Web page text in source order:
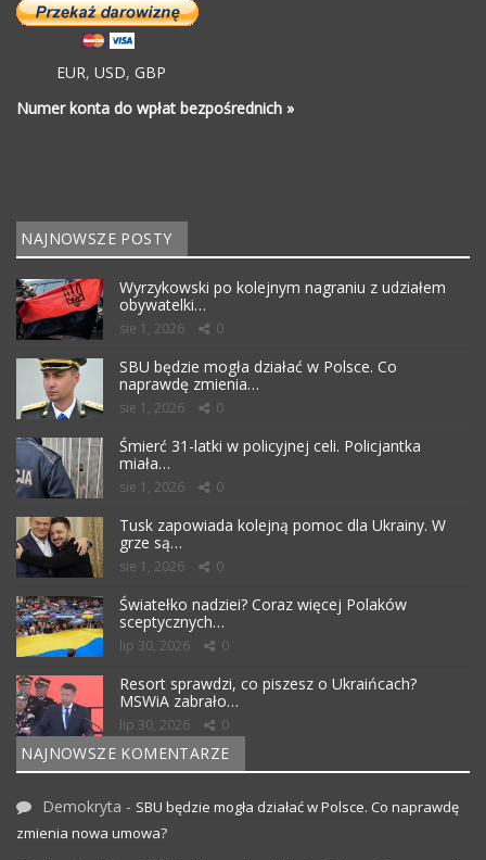
EUR, USD, GBP
Numer konta do wpłat bezpośrednich »
NAJNOWSZE POSTY
Wyrzykowski po kolejnym nagraniu z udziałem
obywatelki…
sie 1, 2026 0
SBU będzie mogła działać w Polsce. Co
naprawdę zmienia…
sie 1, 2026 0
Śmierć 31-latki w policyjnej celi. Policjantka
miała…
sie 1, 2026 0
Tusk zapowiada kolejną pomoc dla Ukrainy. W
grze są…
sie 1, 2026 0
Światełko nadziei? Coraz więcej Polaków
sceptycznych…
lip 30, 2026 0
Resort sprawdzi, co piszesz o Ukraińcach?
MSWiA zabrało…
lip 30, 2026 0
NAJNOWSZE KOMENTARZE
Demokryta - SBU będzie mogła działać w Polsce. Co naprawdę
zmienia nowa umowa?